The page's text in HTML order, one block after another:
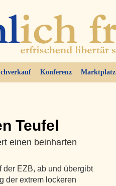
Konferenz Marktplatz
Teufel
einen beinharten
der EZB, ab und übergibt
der extrem lockeren